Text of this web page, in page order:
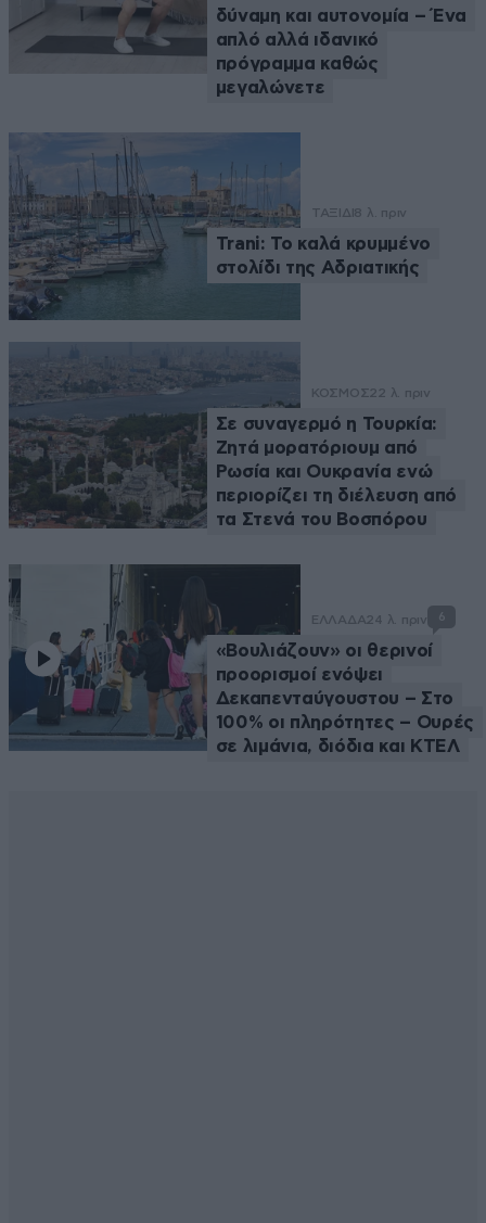
δύναμη και αυτονομία – Ένα
απλό αλλά ιδανικό
πρόγραμμα καθώς
μεγαλώνετε
ΤΑΞΙΔΙ8 λ. πριν
Trani: Το καλά κρυμμένο
στολίδι της Αδριατικής
ΚΟΣΜΟΣ22 λ. πριν
Σε συναγερμό η Τουρκία:
Ζητά μορατόριουμ από
Ρωσία και Ουκρανία ενώ
περιορίζει τη διέλευση από
τα Στενά του Βοσπόρου
ΕΛΛΑΔΑ24 λ. πριν 6
«Βουλιάζουν» οι θερινοί
προορισμοί ενόψει
Δεκαπενταύγουστου – Στο
100% οι πληρότητες – Ουρές
σε λιμάνια, διόδια και ΚΤΕΛ